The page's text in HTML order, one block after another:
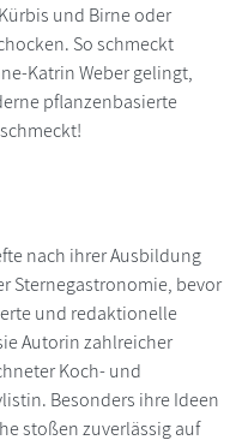
und Birne oder
So schmeckt
Katrin Weber gelingt,
pflanzenbasierte
nach ihrer Ausbildung
Sternegas­tro­no­mie, bevor
und redaktionelle
Autorin zahlreicher
Koch- und
Besonders ihre Ideen
stoßen zuverlässig auf